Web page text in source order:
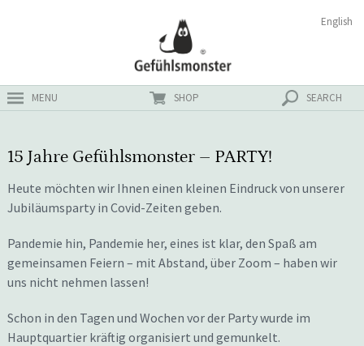
MENU SHOP SEARCH
English
15 Jahre Gefühlsmonster – PARTY!
Heute möchten wir Ihnen einen kleinen Eindruck von unserer
Jubiläumsparty in Covid-Zeiten geben.
Pandemie hin, Pandemie her, eines ist klar, den Spaß am
gemeinsamen Feiern – mit Abstand, über Zoom – haben wir
uns nicht nehmen lassen!
Schon in den Tagen und Wochen vor der Party wurde im
Hauptquartier kräftig organisiert und gemunkelt.